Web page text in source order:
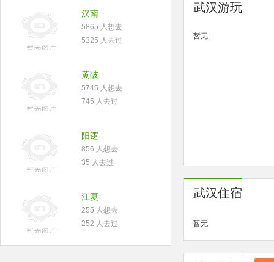
汉南
5865 人想去
5325 人去过
黄陂
5745 人想去
745 人去过
阳逻
856 人想去
35 人去过
江夏
255 人想去
252 人去过
武汉游玩
暂无
武汉住宿
暂无